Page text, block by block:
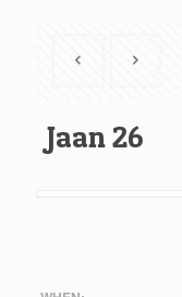
Jaan 26